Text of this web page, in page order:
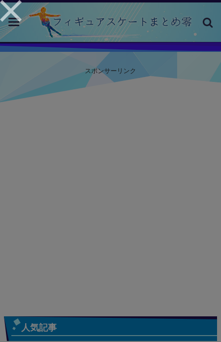
toggle
navigation
スポンサーリンク
人気記事